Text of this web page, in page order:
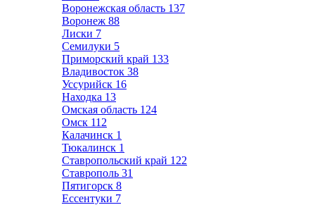
Воронежская область 137
Воронеж 88
Лиски 7
Семилуки 5
Приморский край 133
Владивосток 38
Уссурийск 16
Находка 13
Омская область 124
Омск 112
Калачинск 1
Тюкалинск 1
Ставропольский край 122
Ставрополь 31
Пятигорск 8
Ессентуки 7